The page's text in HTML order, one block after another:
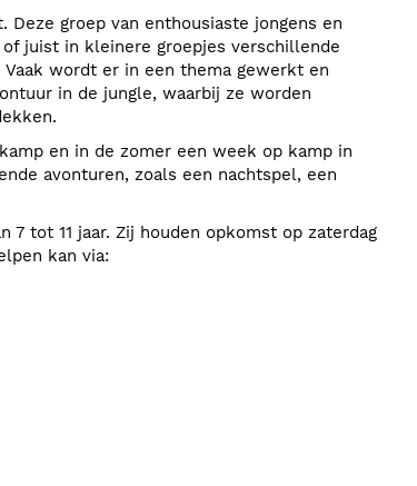
groep van enthousiaste jongens en
juist in kleinere groepjes verschillende
wordt er in een thema gewerkt en
in de jungle, waarbij ze worden
en in de zomer een week op kamp in
avonturen, zoals een nachtspel, een
tot 11 jaar. Zij houden opkomst op zaterdag
kan via: